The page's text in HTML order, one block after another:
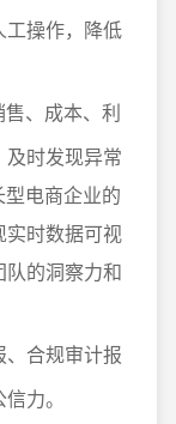
工操作，降低
、成本、利
时发现异常
电商企业的
实时数据可视
的洞察力和
、合规审计报
力。